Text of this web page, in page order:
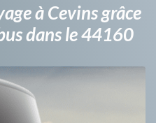
à Cevins grâce
dans le 44160